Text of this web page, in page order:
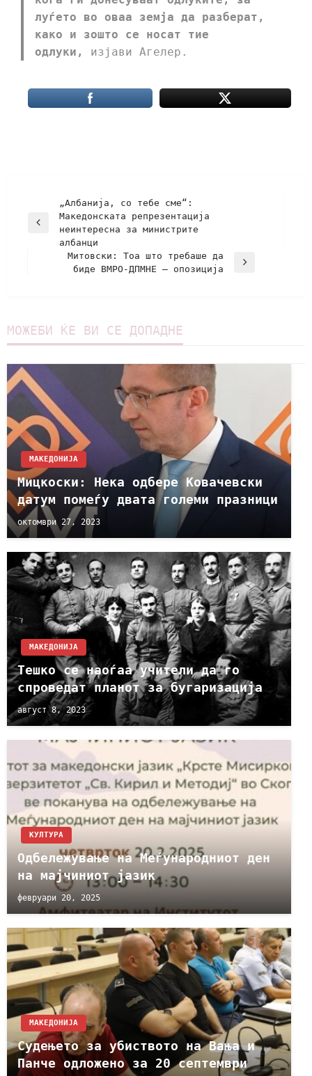
луѓето во оваа земја да разберат,
како и зошто се носат тие
одлуки,
изјави Агелер.
„Албанија, со тебе сме“:
Македонската репрезентација
неинтересна за министрите
албанци
Митовски: Тоа што требаше да
биде ВМРО-ДПМНЕ – опозиција
МОЖЕБИ ЌЕ ВИ СЕ ДОПАДНЕ
МАКЕДОНИЈА
Мицкоски: Нека одбере Ковачевски
датум помеѓу двата големи празници
октомври 27, 2023
МАКЕДОНИЈА
Тешко се наоѓаа учители да го
спроведат планот за бугаризација
август 8, 2023
КУЛТУРА
Одбележување на Меѓународниот ден
на мајчиниот јазик
февруари 20, 2025
МАКЕДОНИЈА
Судењето за убиството на Вања и
Панче одложено за 20 септември